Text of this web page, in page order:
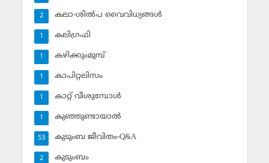
കലാ-ശില്‍പ വൈവിധ്യങ്ങള്‍
2
കലിഗ്രഫി
1
കഴിക്കുംമുമ്പ്
1
കാപിറ്റലിസം
1
കാറ്റ് വീശുമ്പോള്‍
1
കുഞ്ഞുണ്ടായാല്‍
1
കുടുംബ ജീവിതം-Q&A
53
കുടുംബം
2